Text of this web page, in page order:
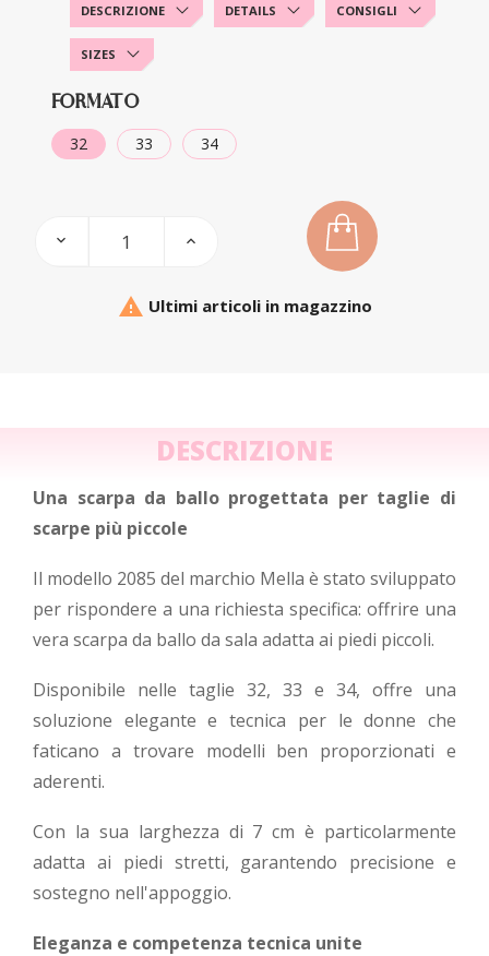
DESCRIZIONE DETAILS CONSIGLI
SIZES
FORMATO
32 33 34
 Ultimi articoli in magazzino
DESCRIZIONE
Una scarpa da ballo progettata per taglie di
scarpe più piccole
Il modello 2085 del marchio Mella è stato sviluppato
per rispondere a una richiesta specifica: offrire una
vera scarpa da ballo da sala adatta ai piedi piccoli.
Disponibile nelle taglie 32, 33 e 34, offre una
soluzione elegante e tecnica per le donne che
faticano a trovare modelli ben proporzionati e
aderenti.
Con la sua larghezza di 7 cm è particolarmente
adatta ai piedi stretti, garantendo precisione e
sostegno nell'appoggio.
Eleganza e competenza tecnica unite